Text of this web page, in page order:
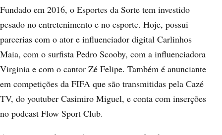
Fundado em 2016, o Esportes da Sorte tem investido
pesado no entretenimento e no esporte. Hoje, possui
parcerias com o ator e influenciador digital Carlinhos
Maia, com o surfista Pedro Scooby, com a influenciadora
Virginia e com o cantor Zé Felipe. Também é anunciante
em competições da FIFA que são transmitidas pela Cazé
TV, do youtuber Casimiro Miguel, e conta com inserções
no podcast Flow Sport Club.